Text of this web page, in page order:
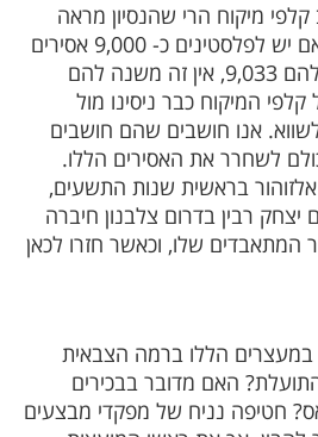
מיקוח הרי שהנסיון מראה
שאין בכך שום תועלת. אם יש לפלסטינים כ- 9,000 אסירים
בכלא הישראלי, אז יהיו להם 9,033, אין זה משנה להם
המיקוח כבר ניסינו מול
אנו חושבים שהם חושבים
כולם לשחרר את האסירים הללו.
אלזוהור בראשית שנות התשעים,
רבין בדרום צלבנון חיברה
המתאבדים שלו, וכאשר חזרו לכאן
הללו ברמה הצבאית
האם מדובר בבכירים
חטיפה נניח של מפקדי מבצעים